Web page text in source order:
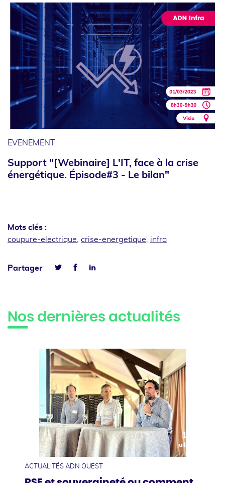
EVENEMENT
Support "[Webinaire] L'IT, face à la crise
énergétique. Épisode#3 - Le bilan"
Mots clés :
coupure-electrique crise-energetique infra
Partager
FacebookLinkedin
Nos dernières actualités
10
juillet
ACTUALITÉS ADN OUEST